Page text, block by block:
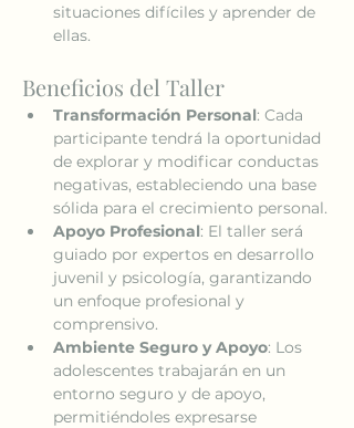
situaciones difíciles y aprender de
ellas.
Beneficios del Taller
Transformación Personal: Cada
participante tendrá la oportunidad
de explorar y modificar conductas
negativas, estableciendo una base
sólida para el crecimiento personal.
Apoyo Profesional: El taller será
guiado por expertos en desarrollo
juvenil y psicología, garantizando
un enfoque profesional y
comprensivo.
Ambiente Seguro y Apoyo: Los
adolescentes trabajarán en un
entorno seguro y de apoyo,
permitiéndoles expresarse